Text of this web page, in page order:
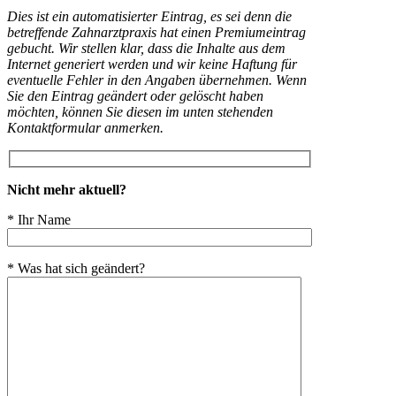
Dies ist ein automatisierter Eintrag, es sei denn die
betreffende Zahnarztpraxis hat einen Premiumeintrag
gebucht. Wir stellen klar, dass die Inhalte aus dem
Internet generiert werden und wir keine Haftung für
eventuelle Fehler in den Angaben übernehmen. Wenn
Sie den Eintrag geändert oder gelöscht haben
möchten, können Sie diesen im unten stehenden
Kontaktformular anmerken.
Nicht mehr aktuell?
* Ihr Name
* Was hat sich geändert?